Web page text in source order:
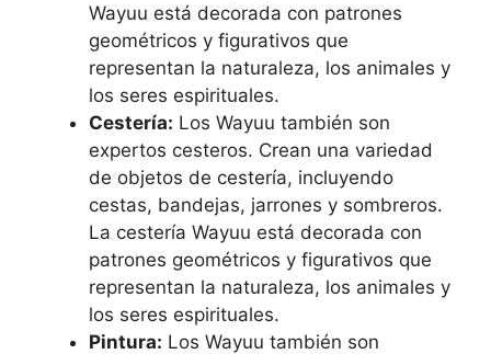
Wayuu está decorada con patrones
geométricos y figurativos que
representan la naturaleza, los animales y
los seres espirituales.
Cestería: Los Wayuu también son
expertos cesteros. Crean una variedad
de objetos de cestería, incluyendo
cestas, bandejas, jarrones y sombreros.
La cestería Wayuu está decorada con
patrones geométricos y figurativos que
representan la naturaleza, los animales y
los seres espirituales.
Pintura: Los Wayuu también son